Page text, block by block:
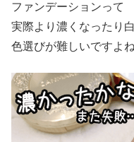
ファンデーションって
実際より濃くなったり
色選びが難しいですよね